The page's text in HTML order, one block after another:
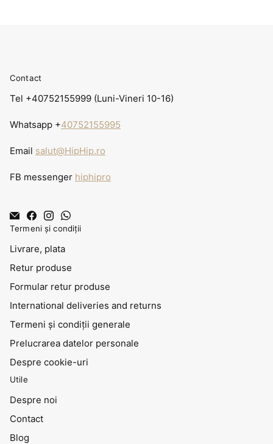
Contact
Tel +40752155999 (Luni-Vineri 10-16)
Whatsapp +40752155995
Email salut@HipHip.ro
FB messenger hiphipro
Termeni și condiții
Livrare, plata
Retur produse
Formular retur produse
International deliveries and returns
Termeni și condiții generale
Prelucrarea datelor personale
Despre cookie-uri
Utile
Despre noi
Contact
Blog